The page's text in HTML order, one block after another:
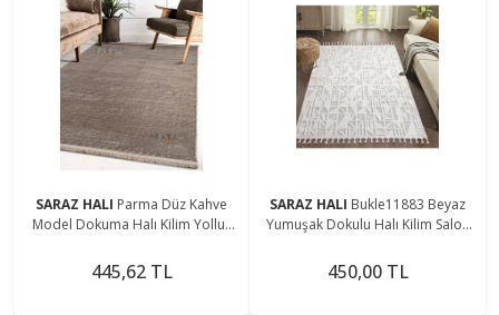
SARAZ HALI Parma Düz Kahve
Model Dokuma Halı Kilim Yolluk
445,62 TL
SARAZ HALI Bukle11883 Beyaz
Yumuşak Dokulu Halı Kilim Salon
Dokuma Makine Halısı
450,00 TL